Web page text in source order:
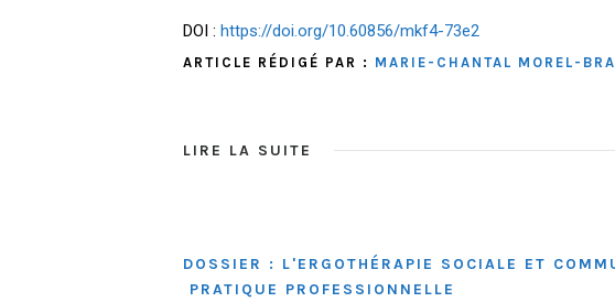
DOI : https://doi.org/10.60856/mkf4-73e2
ARTICLE RÉDIGÉ PAR : MARIE-CHANTAL MOREL-
LIRE LA SUITE
DOSSIER : L'ERGOTHÉRAPIE SOCIALE ET
PRATIQUE PROFESSIONNELLE